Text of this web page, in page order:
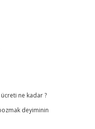
ücreti ne kadar ?
deyiminin